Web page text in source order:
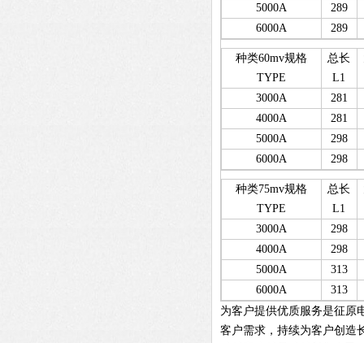
5000A
289
6000A
289
种类60mv规格
TYPE
总长
L1
3000A
281
4000A
281
5000A
298
6000A
298
种类75mv规格
TYPE
总长
L1
3000A
298
4000A
298
5000A
313
6000A
313
为客户提供优质服务是征原
客户需求，持续为客户创造